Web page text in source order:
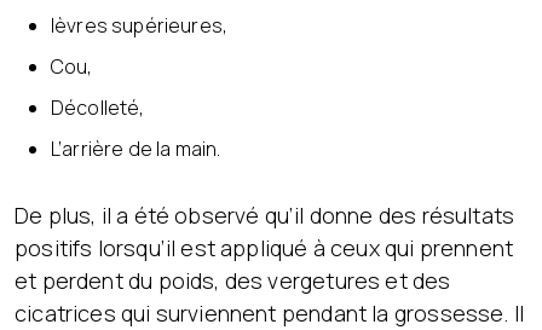
lèvres supérieures,
Cou,
Décolleté,
L’arrière de la main.
De plus, il a été observé qu’il donne des résultats
positifs lorsqu’il est appliqué à ceux qui prennent
et perdent du poids, des vergetures et des
cicatrices qui surviennent pendant la grossesse. Il